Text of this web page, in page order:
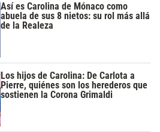
Así es Carolina de Mónaco como
abuela de sus 8 nietos: su rol más allá
de la Realeza
Los hijos de Carolina: De Carlota a
Pierre, quiénes son los herederos que
sostienen la Corona Grimaldi